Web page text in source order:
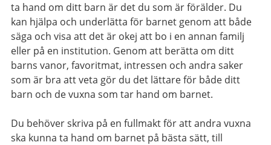
ta hand om ditt barn är det du som är förälder. Du
kan hjälpa och underlätta för barnet genom att både
säga och visa att det är okej att bo i en annan familj
eller på en institution. Genom att berätta om ditt
barns vanor, favoritmat, intressen och andra saker
som är bra att veta gör du det lättare för både ditt
barn och de vuxna som tar hand om barnet.
Du behöver skriva på en fullmakt för att andra vuxna
ska kunna ta hand om barnet på bästa sätt, till